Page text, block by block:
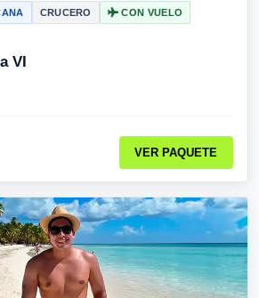
CRUCERO CON VUELO
VI
VER PAQUETE